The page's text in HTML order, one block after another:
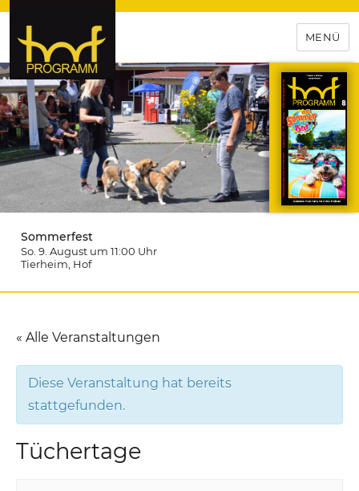
hof-programm – das
Veranstaltungsportal für
Hochfranken
MENÜ
Sommerfest
So. 9. August um 11:00 Uhr
Tierheim , Hof
« Alle Veranstaltungen
Diese Veranstaltung hat bereits
stattgefunden.
Tüchertage